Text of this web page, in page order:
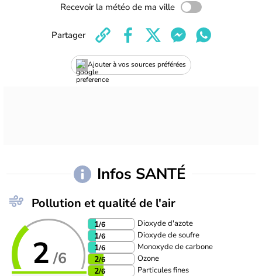
Recevoir la météo de ma ville
Ajouter à vos sources préférées
Partager
Infos SANTÉ
Pollution et qualité de l'air
2 /6
1/6 Dioxyde d'azote
1/6 Dioxyde de soufre
1/6 Monoxyde de carbone
2/6 Ozone
2/6 Particules fines